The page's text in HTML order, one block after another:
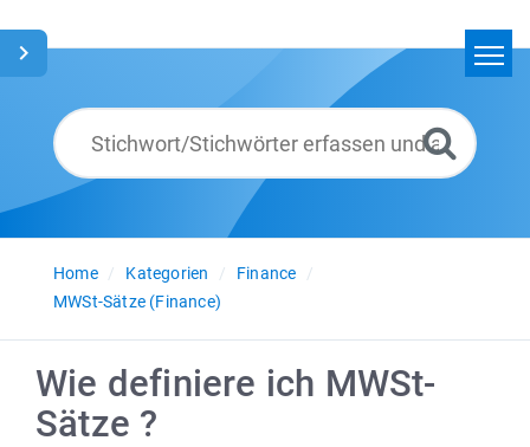
Glossar
Deutsch
Home
Kategorien
Finance
MWSt-Sätze (Finance)
Wie definiere ich MWSt-
Sätze ?